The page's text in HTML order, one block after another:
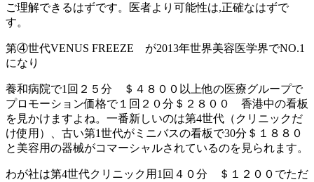
ご理解できるはずです。医者より可能性は,正確なはずで
す。
第④世代VENUS FREEZE が2013年世界美容医学界でNO.1
になり
養和病院で1回２５分 ＄４８００以上他の医療グループで
プロモーション価格で１回２０分＄２８００ 香港中の看板
を見かけますよね。一番新しいのは第4世代（クリニックだ
け使用）、古い第1世代がミニバスの看板で30分＄１８８０
と美容用の器械がコマーシャルされているのを見られます。
わが社は第4世代クリニック用1回４０分 ＄１２００でただ